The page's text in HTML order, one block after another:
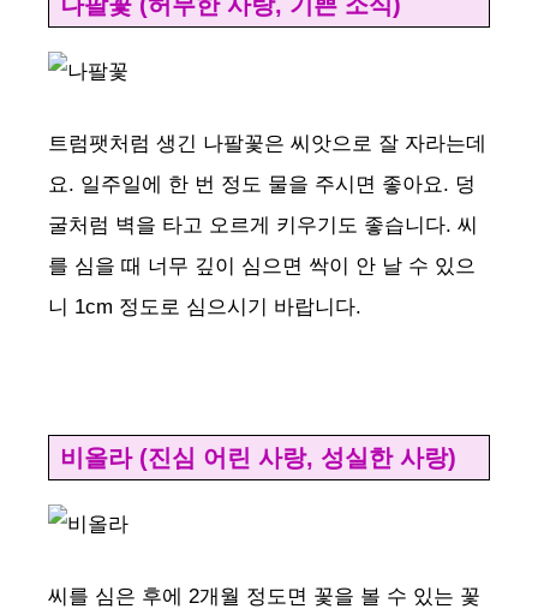
트럼팻처럼 생긴 나팔꽃은 씨앗으로 잘 자라는데
요. 일주일에 한 번 정도 물을 주시면 좋아요. 덩
굴처럼 벽을 타고 오르게 키우기도 좋습니다. 씨
를 심을 때 너무 깊이 심으면 싹이 안 날 수 있으
니 1cm 정도로 심으시기 바랍니다.
비올라 (진심 어린 사랑, 성실한 사랑)
씨를 심은 후에 2개월 정도면 꽃을 볼 수 있는 꽃